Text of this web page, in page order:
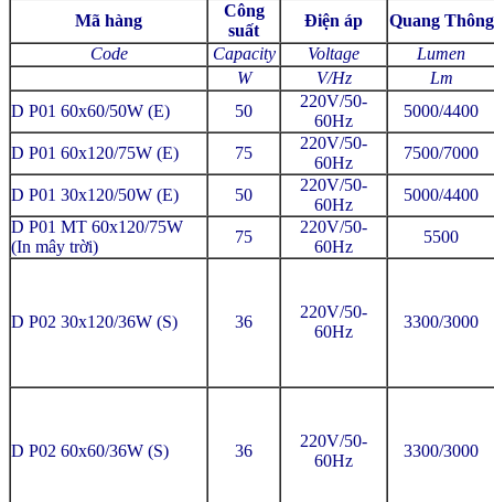
Mã hàng
Công
suất
Điện áp
Quang Thông
Code
Capacity Voltage
Lumen
W
V/Hz
Lm
D P01 60x60/50W (E)
50
220V/50-
60Hz
5000/4400
D P01 60x120/75W (E) 75
220V/50-
60Hz
7500/7000
D P01 30x120/50W (E) 50
220V/50-
60Hz
5000/4400
D P01 MT 60x120/75W
(In mây trời)
75
220V/50-
60Hz
5500
D P02 30x120/36W (S) 36
220V/50-
60Hz
3300/3000
D P02 60x60/36W (S) 36
220V/50-
60Hz
3300/3000